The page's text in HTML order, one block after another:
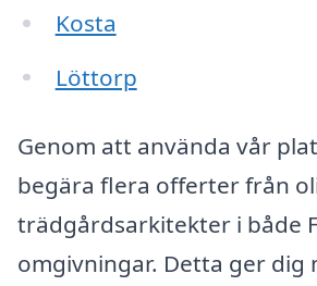
Kosta
Löttorp
Genom att använda vår
begära flera offerter från
trädgårdsarkitekter i både
omgivningar. Detta ger dig